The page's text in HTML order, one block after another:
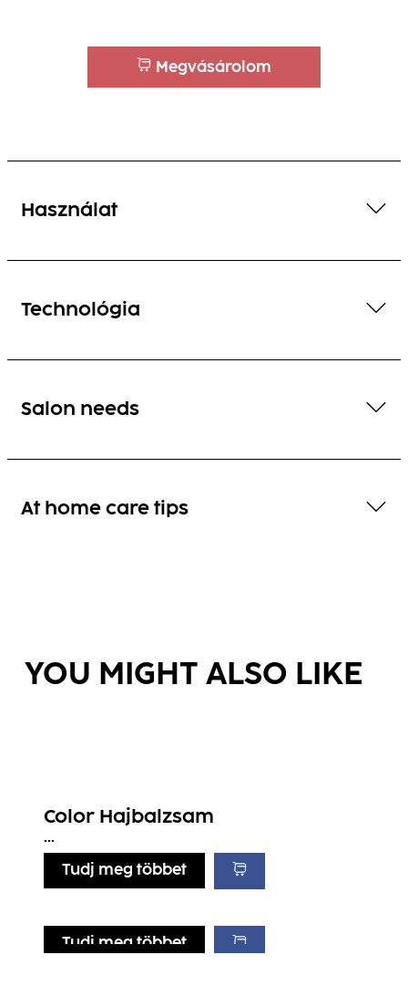
Megvásárolom
Használat
Technológia
Salon needs
At home care tips
YOU MIGHT ALSO LIKE
Color Hajbalzsam
...
Tudj meg többet
Tudj meg többet